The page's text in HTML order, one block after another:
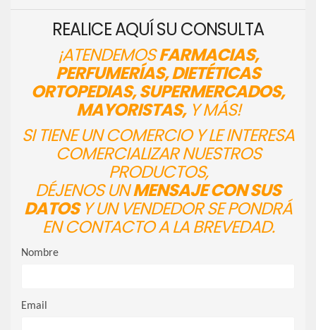
REALICE AQUÍ SU CONSULTA
¡ATENDEMOSFARMACIAS,
PERFUMERÍAS, DIETÉTICAS
ORTOPEDIAS, SUPERMERCADOS,
MAYORISTAS,Y MÁS!
SI TIENE UN COMERCIO Y LE INTERESA
COMERCIALIZAR NUESTROS
PRODUCTOS,
DÉJENOS UNMENSAJE CON SUS
DATOSY UN VENDEDOR SE PONDRÁ
EN CONTACTO A LA BREVEDAD.
Nombre
Email